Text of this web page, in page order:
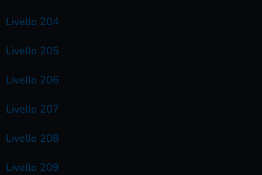
Livello 204
Livello 205
Livello 206
Livello 207
Livello 208
Livello 209